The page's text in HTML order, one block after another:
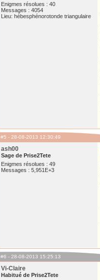
Enigmes résolues : 40
Messages : 4054
Lieu: hébesphénorotonde triangulaire
#5 - 28-08-2013 12:30:49
ash00
Sage de Prise2Tete
Enigmes résolues : 49
Messages : 5,951E+3
#6 - 28-08-2013 15:25:13
Vi-Claire
Habitué de Prise2Tete